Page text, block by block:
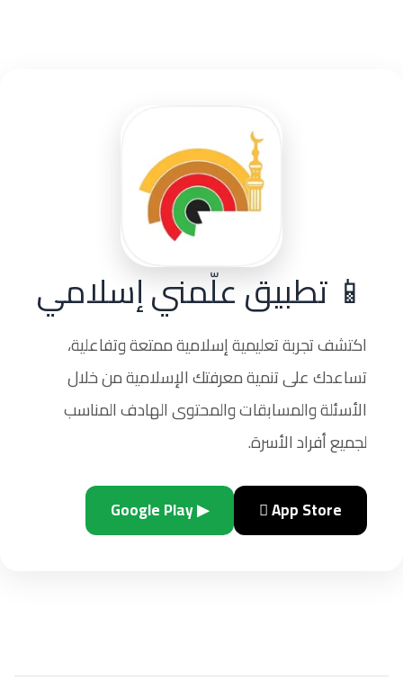
📱 تطبيق علّمني إسلامي
اكتشف تجربة تعليمية إسلامية ممتعة وتفاعلية،
تساعدك على تنمية معرفتك الإسلامية من خلال
الأسئلة والمسابقات والمحتوى الهادف المناسب
لجميع أفراد الأسرة.
 App Store
▶ Google Play